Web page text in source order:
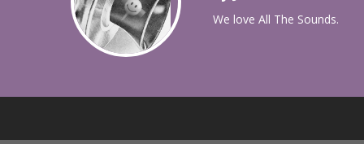
We love All The Sounds.